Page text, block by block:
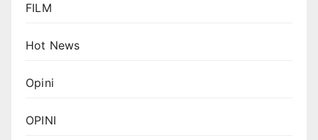
FILM
Hot News
Opini
OPINI